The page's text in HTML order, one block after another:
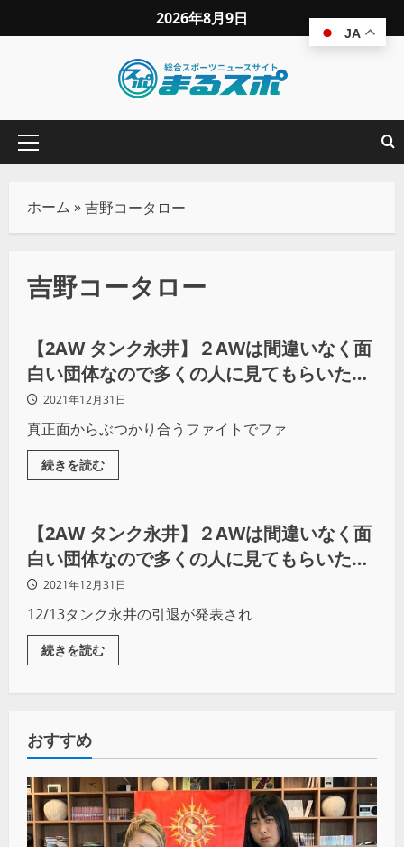
2026年8月9日
ホーム »吉野コータロー
吉野コータロー
プロレス
【2AW タンク永井】２AWは間違いなく面
白い団体なので多くの人に見てもらいたい
（後編）
2021年12月31日
真正面からぶつかり合うファイトでファ
続きを読む
プロレス
【2AW タンク永井】２AWは間違いなく面
白い団体なので多くの人に見てもらいたい
（前編）
2021年12月31日
12/13タンク永井の引退が発表され
続きを読む
おすすめ
JA